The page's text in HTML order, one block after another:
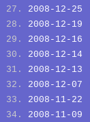
2008-12-25
2008-12-19
2008-12-16
2008-12-14
2008-12-13
2008-12-07
2008-11-22
2008-11-09